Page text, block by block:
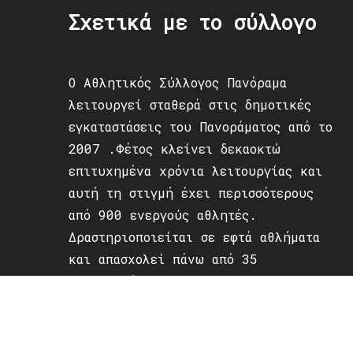
Σχετικά με το σύλλογο
Ο Αθλητικός Σύλλογος Πανόραμα
λειτουργεί σταθερά στις δημοτικές
εγκαταστάσεις του Πανοράματος από το
2007 .Φέτος κλείνει δεκαοκτώ
επιτυχημένα χρόνια λειτουργίας και
αυτή τη στιγμή έχει περισσότερους
από 900 ενεργούς αθλητές.
Δραστηριοποιείται σε εφτά αθλήματα
και απασχολεί πάνω από 35
προπονητές